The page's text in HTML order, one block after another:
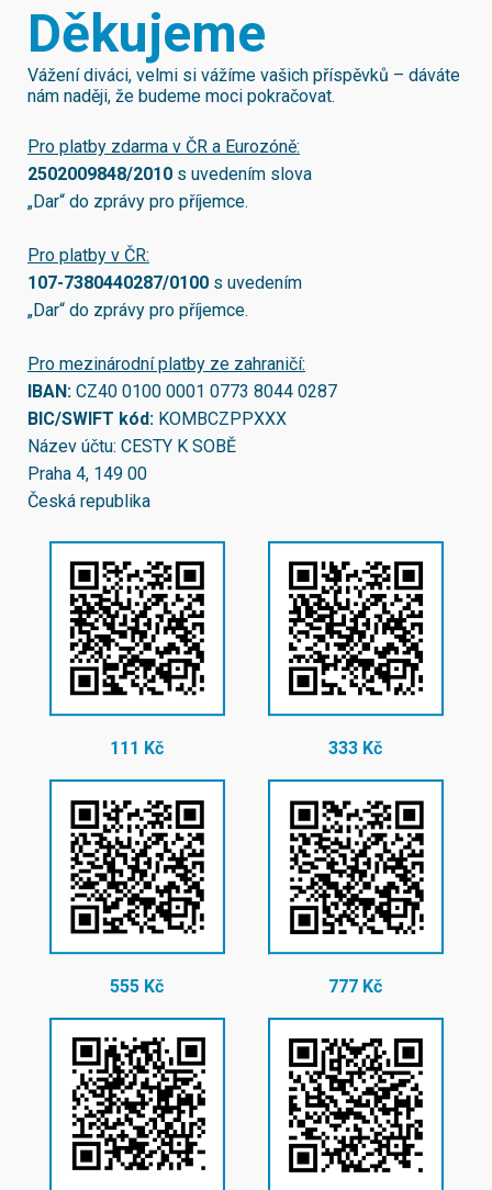
Děkujeme
Vážení diváci, velmi si vážíme vašich příspěvků – dáváte
nám naději, že budeme moci pokračovat.
Pro platby zdarma v ČR a Eurozóně:
2502009848/2010 s uvedením slova
„Dar“ do zprávy pro příjemce.
Pro platby v ČR:
107-7380440287/0100 s uvedením
„Dar“ do zprávy pro příjemce.
Pro mezinárodní platby ze zahraničí:
IBAN: CZ40 0100 0001 0773 8044 0287
BIC/SWIFT kód: KOMBCZPPXXX
Název účtu: CESTY K SOBĚ
Praha 4, 149 00
Česká republika
111 Kč 333 Kč
555 Kč 777 Kč